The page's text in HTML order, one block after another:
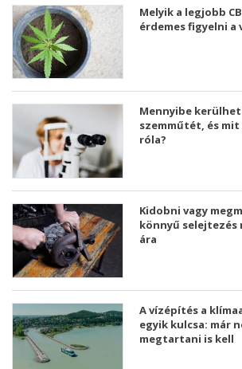
Melyik a legjobb
érdemes figyelni a
Mennyibe
szemműtét, és
róla?
Kidobni vagy
könnyű
ára
A vízépítés a
egyik kulcsa: már
megtartani is kell